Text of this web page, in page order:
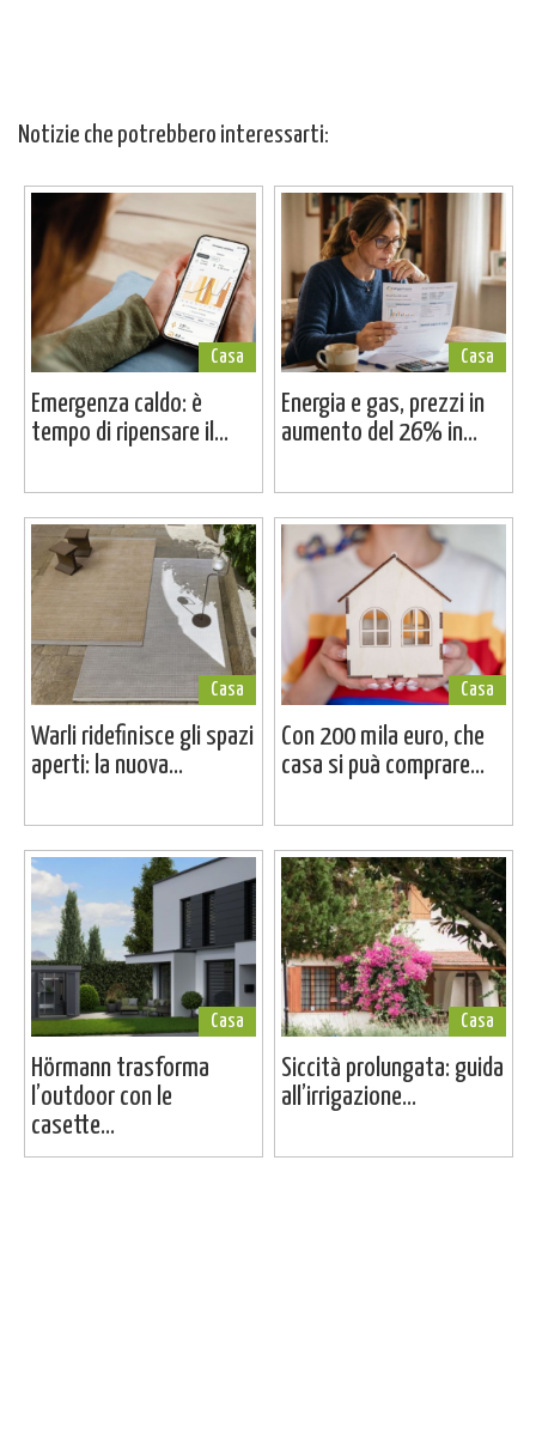
Notizie che potrebbero interessarti:
Casa
Emergenza caldo: è
tempo di ripensare il...
Casa
Energia e gas, prezzi in
aumento del 26% in...
Casa
Warli ridefinisce gli spazi
aperti: la nuova...
Casa
Con 200 mila euro, che
casa si puà comprare...
Casa
Hörmann trasforma
l’outdoor con le
casette...
Casa
Siccità prolungata: guida
all’irrigazione...